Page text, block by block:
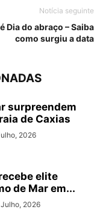
Notícia seguinte
Dia do abraço – Saiba
como surgiu a data
surpreendem
de Caxias
2026
elite
de Mar em...
2026